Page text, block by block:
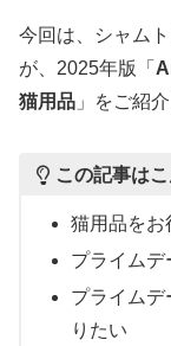
今回は、シャム
が、2025年版「
猫用品 」をご紹
この記事は
猫用品をお
プライムデ
プライムデ
りたい